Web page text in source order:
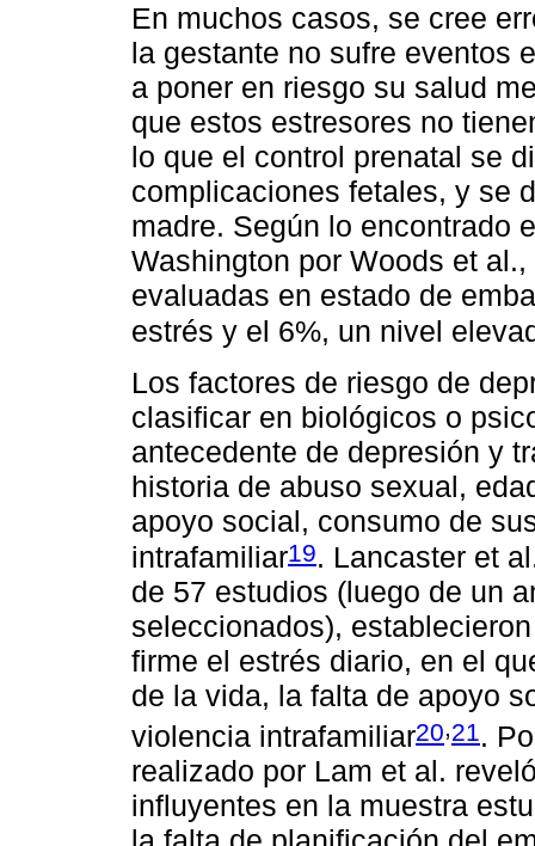
En muchos casos, se cree
la gestante no sufre eventos
a poner en riesgo su salud
que estos estresores no
lo que el control prenatal se
complicaciones fetales, y se
madre. Según lo encontrado
Washington por Woods et
evaluadas en estado de
estrés y el 6%, un nivel
Los factores de riesgo de
clasificar en biológicos o
antecedente de depresión y
historia de abuso sexual,
apoyo social, consumo de
intrafamiliar19. Lancaster et
de 57 estudios (luego de un
seleccionados),
firme el estrés diario, en el
de la vida, la falta de apoyo
violencia intrafamiliar20,21.
realizado por Lam et al.
influyentes en la muestra